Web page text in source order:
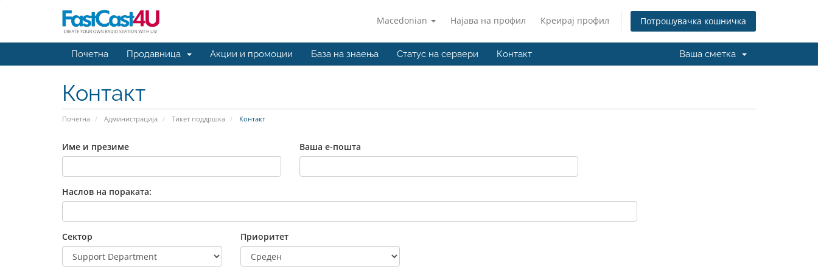
Macedonian Најава на профил Креирај профил Потрошувачка кошничка
Почетна Продавница Акции и промоции База на знаења Статус на сервери Контакт Ваша сметка
Контакт
Почетна Администрација Тикет поддршка Контакт
Име и презиме Ваша е-пошта
Наслов на пораката:
Сектор Приоритет